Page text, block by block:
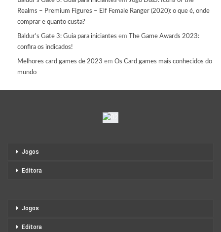
Realms – Premium Figures – Elf Female Ranger (2020): o que é, onde
comprar e quanto custa?
Baldur's Gate 3: Guia para iniciantes em
The Game Awards 2023:
confira os indicados!
Melhores card games de 2023 em Os Card games mais conhecidos do
mundo
Jogos
Editora
Jogos
Editora